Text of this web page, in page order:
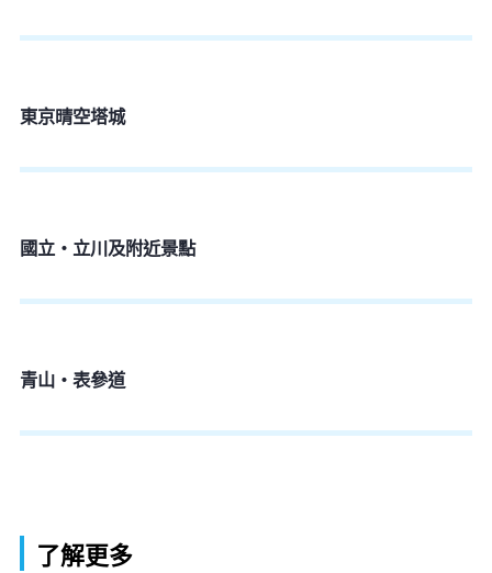
東京晴空塔城
國立・立川及附近景點
青山・表參道
了解更多